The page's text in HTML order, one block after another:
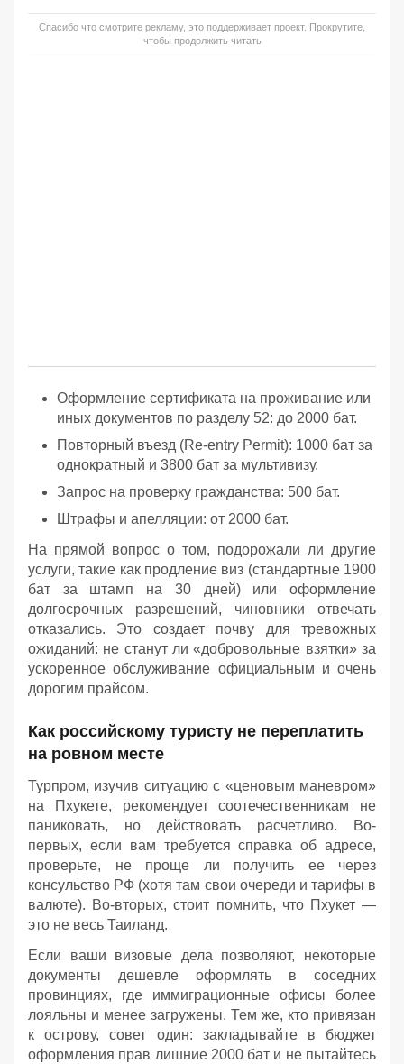
Спасибо что смотрите рекламу, это поддерживает проект. Прокрутите,
чтобы продолжить читать
Оформление сертификата на проживание или
иных документов по разделу 52: до 2000 бат.
Повторный въезд (Re-entry Permit): 1000 бат за
однократный и 3800 бат за мультивизу.
Запрос на проверку гражданства: 500 бат.
Штрафы и апелляции: от 2000 бат.
На прямой вопрос о том, подорожали ли другие
услуги, такие как продление виз (стандартные 1900
бат за штамп на 30 дней) или оформление
долгосрочных разрешений, чиновники отвечать
отказались. Это создает почву для тревожных
ожиданий: не станут ли «добровольные взятки» за
ускоренное обслуживание официальным и очень
дорогим прайсом.
Как российскому туристу не переплатить
на ровном месте
Турпром, изучив ситуацию с «ценовым маневром»
на Пхукете, рекомендует соотечественникам не
паниковать, но действовать расчетливо. Во-
первых, если вам требуется справка об адресе,
проверьте, не проще ли получить ее через
консульство РФ (хотя там свои очереди и тарифы в
валюте). Во-вторых, стоит помнить, что Пхукет —
это не весь Таиланд.
Если ваши визовые дела позволяют, некоторые
документы дешевле оформлять в соседних
провинциях, где иммиграционные офисы более
лояльны и менее загружены. Тем же, кто привязан
к острову, совет один: закладывайте в бюджет
оформления прав лишние 2000 бат и не пытайтесь